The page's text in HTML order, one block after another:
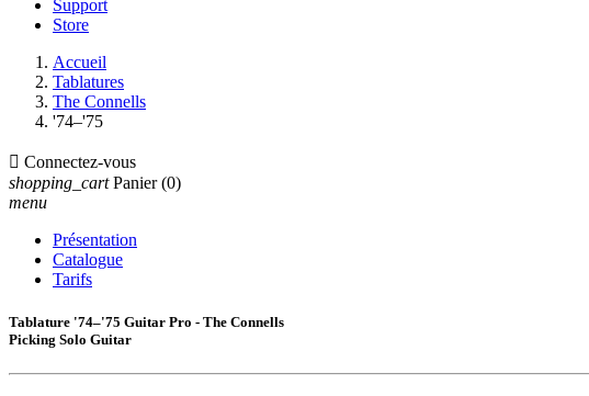
Support
Store
Accueil
Tablatures
The Connells
'74–'75
 Connectez-vous
shopping_cart Panier (0)
menu
Présentation
Catalogue
Tarifs
Tablature '74–'75 Guitar Pro - The Connells
Picking Solo Guitar